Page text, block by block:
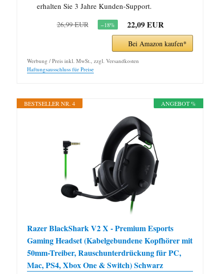
erhalten Sie 3 Jahre Kunden-Support.
26,99 EUR −18% 22,09 EUR
Bei Amazon kaufen*
Werbung / Preis inkl. MwSt., zzgl. Versandkosten
Haftungsausschluss für Preise
ANGEBOT %
BESTSELLER NR. 4
Razer BlackShark V2 X - Premium Esports
Gaming Headset (Kabelgebundene Kopfhörer mit
50mm-Treiber, Rauschunterdrückung für PC,
Mac, PS4, Xbox One & Switch) Schwarz